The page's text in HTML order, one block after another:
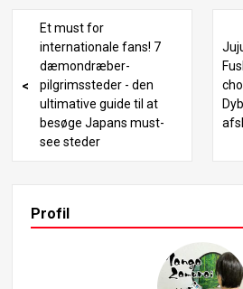
skjulte dybder i historien! Den
synekomst og dens indvirkning
erer et markant skift i historien om
de mest slående udviklinger er
nds tilsynekomst. I de sidste
andler Denji sig til Dark Chainsaw
n, hvor han øjeblikkeligt
t forsøger at udnytte ved at tvinge
at kaste de atomvåben, han har
ved genoprette sin tabte kraft.
muligt for ham at slette enheder
ndtage dem, skiller sig ud selv
Et must for
internationale fans! 7
dæmondræber-
pilgrimssteder - den
ultimative guide til at
besøge Japans must-
see steder
Profil